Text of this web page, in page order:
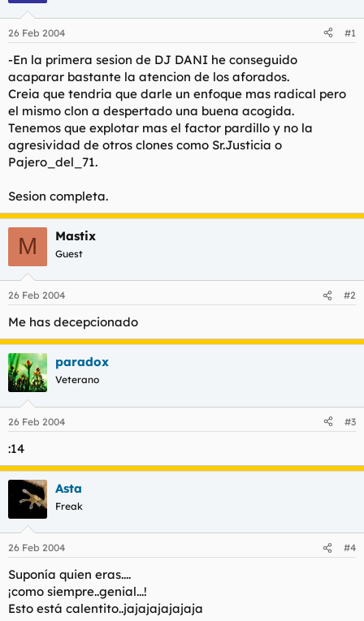
a
d
o
d
e
l
t
e
a
e
i
c
i
o
26 Feb 2004 #1
-En la primera sesion de DJ DANI he conseguido
acaparar bastante la atencion de los aforados.
Creia que tendria que darle un enfoque mas radical pero
el mismo clon a despertado una buena acogida.
Tenemos que explotar mas el factor pardillo y no la
agresividad de otros clones como Sr.Justicia o
Pajero_del_71.
Sesion completa.
M Mastix
Guest
26 Feb 2004 #2
Me has decepcionado
paradox
Veterano
26 Feb 2004 #3
:14
Asta
Freak
26 Feb 2004 #4
Suponía quien eras....
¡como siempre..genial...!
Esto está calentito..jajajajajajaja